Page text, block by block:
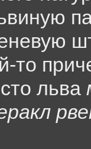
то
льва